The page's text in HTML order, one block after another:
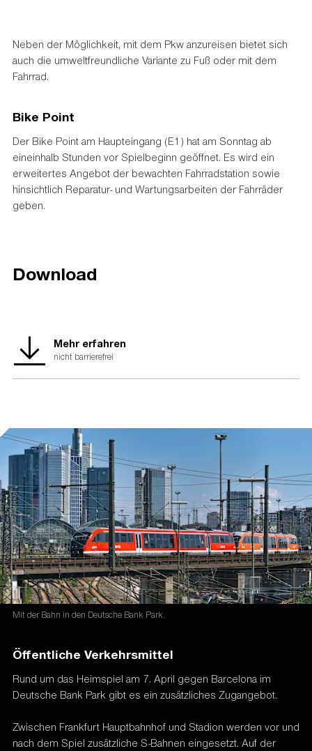
Neben der Möglichkeit, mit dem Pkw anzureisen bietet sich
auch die umweltfreundliche Variante zu Fuß oder mit dem
Fahrrad.
Bike Point
Der Bike Point am Haupteingang (E1) hat am Sonntag ab
eineinhalb Stunden vor Spielbeginn geöffnet. Es wird ein
erweitertes Angebot der bewachten Fahrradstation sowie
hinsichtlich Reparatur- und Wartungsarbeiten der Fahrräder
geben.
Download
Mehr erfahren
nicht barrierefrei
Mit der Bahn in den Deutsche Bank Park.
Öffentliche Verkehrsmittel
Rund um das Heimspiel am 7. April gegen Barcelona im
Deutsche Bank Park gibt es ein zusätzliches Zugangebot.
Zwischen Frankfurt Hauptbahnhof und Stadion werden vor und
nach dem Spiel zusätzliche S-Bahnen eingesetzt. Auf der